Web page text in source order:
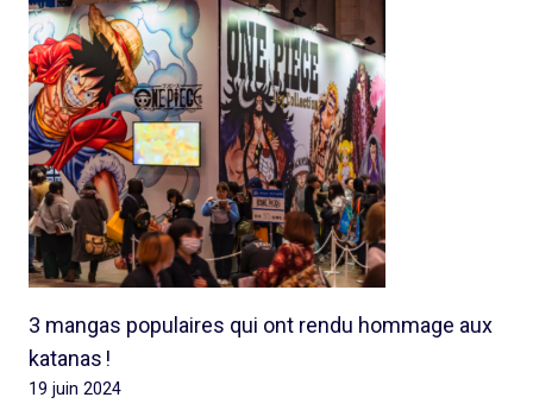
3 mangas populaires qui ont rendu hommage aux
katanas !
19 juin 2024